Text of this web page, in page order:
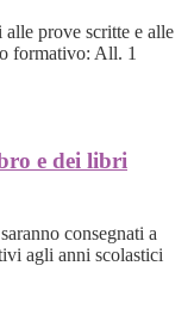
prove scritte e alle
formativo: All. 1
e dei libri
consegnati a
agli anni scolastici